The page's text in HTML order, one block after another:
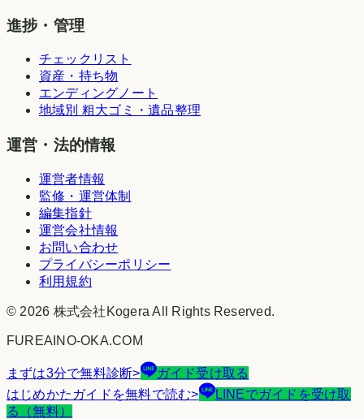
進捗・管理
チェックリスト
資産・持ち物
エンディングノート
地域別 粗大ゴミ・遺品整理
運営・法的情報
運営者情報
監修・運営体制
編集指針
運営会社情報
お問い合わせ
プライバシーポリシー
利用規約
© 2026 株式会社Kogera All Rights Reserved.
FUREAINO-OKA.COM
まずは3分で無料診断>
ガイド受け取る
はじめかたガイドを無料で読む>
LINEでガイドを受け取
る（無料）